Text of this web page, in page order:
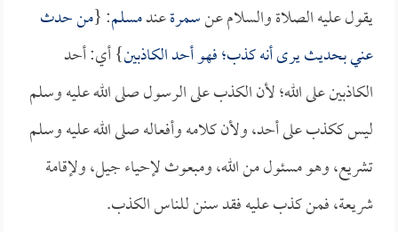
يقول عليه الصلاة والسلام عنسمرةعندمسلم: {من حدث
عني بحديث يرى أنه كذب؛ فهو أحد الكاذبين} أي: أحد
الكاذبين على الله؛ لأن الكذب على الرسول صلى الله عليه وسلم
ليس ككذب على أحد، ولأن كلامه وأفعاله صلى الله عليه وسلم
تشريع، وهو مسئول من الله، ومبعوث لإحياء جيل، ولإقامة
شريعة، فمن كذب عليه فقد سنن للناس الكذب.